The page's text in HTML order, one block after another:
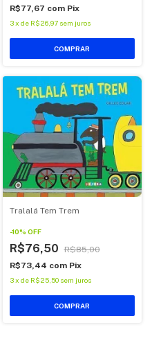
R$77,67 com Pix
3 x de R$26,97 sem juros
COMPRAR
Tralalá Tem Trem
-10% OFF
R$76,50
R$85,00
R$73,44 com Pix
3 x de R$25,50 sem juros
COMPRAR